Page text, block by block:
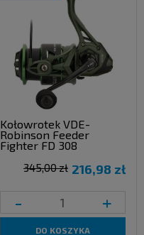
Kołowrotek VDE-
Robinson Feeder
Fighter FD 308
216,98 zł
345,00 zł
- +
DO KOSZYKA